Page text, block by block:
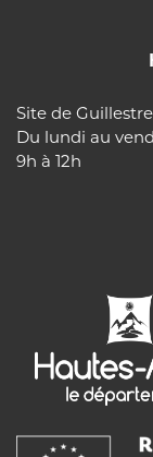
Site de Guillestre
Du lundi au
9h à 12h